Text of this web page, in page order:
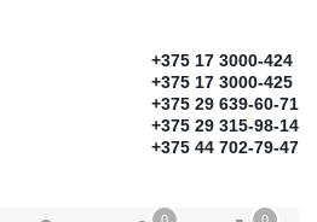
+375 17 3000-424
+375 17 3000-425
+375 29 639-60-71
+375 29 315-98-14
+375 44 702-79-47